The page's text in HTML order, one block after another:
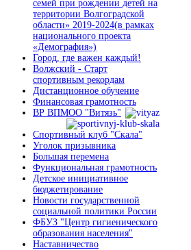
семей при рождении детей на
территории Волгоградской
области» 2019-2024(в рамках
национального проекта
«Демография»)
Город, где важен каждый!
Волжский - Старт
спортивным рекордам
Дистанционное обучение
Финансовая грамотность
ВР ВПМОО "Витязь"
Спортивный клуб "Скала"
Уголок призывника
Большая перемена
Функциональная грамотность
Детское инициативное
бюджетирование
Новости государственной
социальной политики России
ФБУЗ "Центр гигиенического
образования населения"
Наставничество